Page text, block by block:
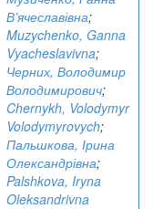
В’ячеславівна;
Muzychenko, Ganna
Vyacheslavivna;
Черних, Володимир
Володимирович;
Chernykh, Volodymyr
Volodymyrovych;
Пальшкова, Ірина
Олександрівна;
Palshkova, Iryna
Oleksandrivna